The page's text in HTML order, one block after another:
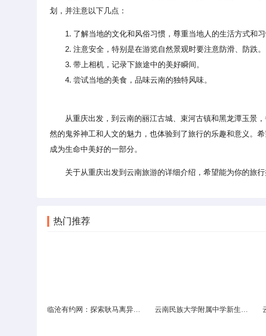
划，并注意以下几点：
1. 了解当地的文化和风俗习惯，尊重当地人的生活方式和习
2. 注意安全，特别是在游览自然景观时要注意防滑、防跌。
3. 带上相机，记录下旅途中的美好瞬间。
4. 尝试当地的美食，品味云南的独特风味。
从重庆出发，到云南的丽江古城、束河古镇和黑龙潭玉景，
然的鬼斧神工和人文的魅力，也体验到了旅行的乐趣和意义。
成为生命中美好的一部分。
关于从重庆出发到云南旅游的详细介绍，希望能为你的旅
热门推荐